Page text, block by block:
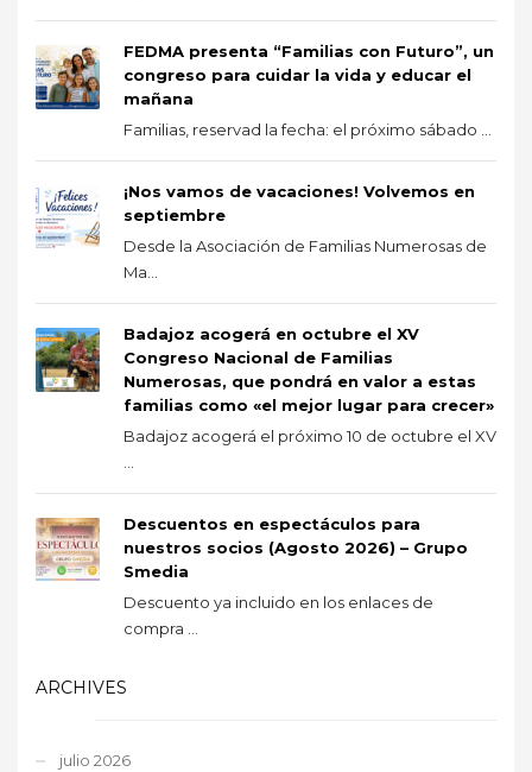
FEDMA presenta “Familias con Futuro”, un
congreso para cuidar la vida y educar el
mañana
Familias, reservad la fecha: el próximo sábado ...
¡Nos vamos de vacaciones! Volvemos en
septiembre
Desde la Asociación de Familias Numerosas de
Ma...
Badajoz acogerá en octubre el XV
Congreso Nacional de Familias
Numerosas, que pondrá en valor a estas
familias como «el mejor lugar para crecer»
Badajoz acogerá el próximo 10 de octubre el XV
Descuentos en espectáculos para
nuestros socios (Agosto 2026) – Grupo
Smedia
Descuento ya incluido en los enlaces de
compra ...
ARCHIVES
julio 2026